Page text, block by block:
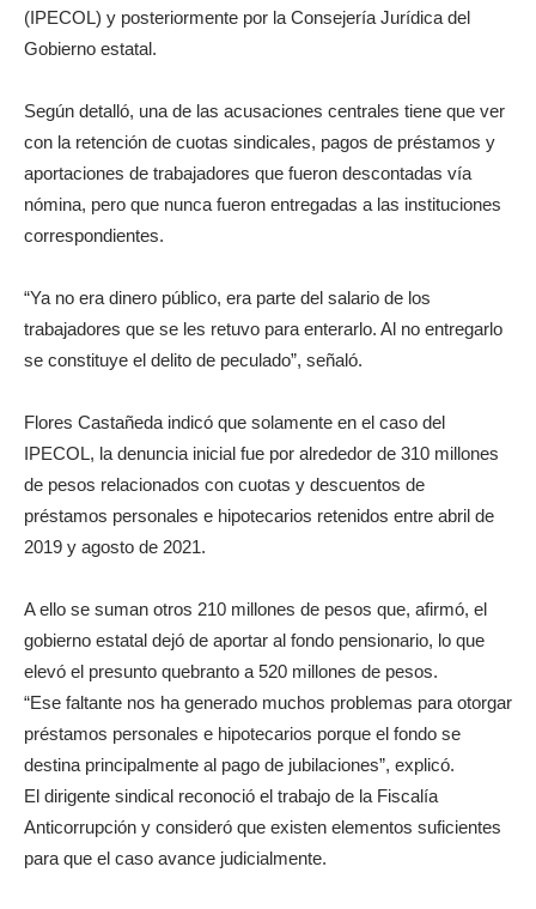
(IPECOL) y posteriormente por la Consejería Jurídica del
Gobierno estatal.
Según detalló, una de las acusaciones centrales tiene que ver
con la retención de cuotas sindicales, pagos de préstamos y
aportaciones de trabajadores que fueron descontadas vía
nómina, pero que nunca fueron entregadas a las instituciones
correspondientes.
“Ya no era dinero público, era parte del salario de los
trabajadores que se les retuvo para enterarlo. Al no entregarlo
se constituye el delito de peculado”, señaló.
Flores Castañeda indicó que solamente en el caso del
IPECOL, la denuncia inicial fue por alrededor de 310 millones
de pesos relacionados con cuotas y descuentos de
préstamos personales e hipotecarios retenidos entre abril de
2019 y agosto de 2021.
A ello se suman otros 210 millones de pesos que, afirmó, el
gobierno estatal dejó de aportar al fondo pensionario, lo que
elevó el presunto quebranto a 520 millones de pesos.
“Ese faltante nos ha generado muchos problemas para otorgar
préstamos personales e hipotecarios porque el fondo se
destina principalmente al pago de jubilaciones”, explicó.
El dirigente sindical reconoció el trabajo de la Fiscalía
Anticorrupción y consideró que existen elementos suficientes
para que el caso avance judicialmente.